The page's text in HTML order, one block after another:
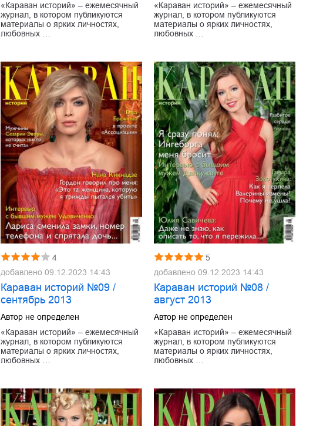
«Караван историй» – ежемесячный
журнал, в котором публикуются
материалы о ярких личностях,
любовных …
«Караван историй» – ежемесячный
журнал, в котором публикуются
материалы о ярких личностях,
любовных …
4
добавлено09.12.2023 14:43
Караван историй №09 /
сентябрь 2013
Автор не определен
«Караван историй» – ежемесячный
журнал, в котором публикуются
материалы о ярких личностях,
любовных …
5
добавлено09.12.2023 14:43
Караван историй №08 /
август 2013
Автор не определен
«Караван историй» – ежемесячный
журнал, в котором публикуются
материалы о ярких личностях,
любовных …